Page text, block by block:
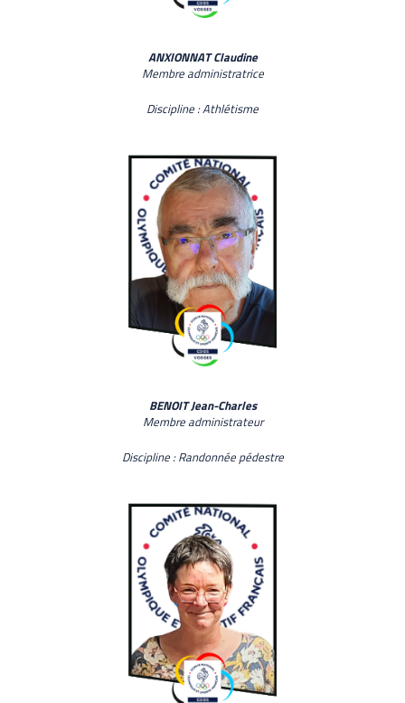
ANXIONNAT Claudine
Membre administratrice
Discipline : Athlétisme
BENOIT Jean-Charles
Membre administrateur
Discipline : Randonnée pédestre